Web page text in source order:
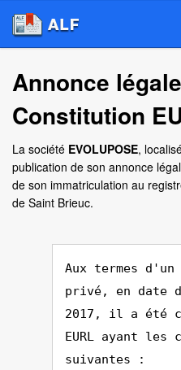
Annonce
Constitution
La société EVOLUPOSE,
publication de son annonce
de son immatriculation au
de Saint Brieuc.
Aux termes
privé, en date
2017, il a été
EURL ayant les
suivantes :